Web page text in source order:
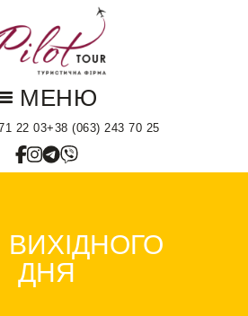
22 03+38 (063) 243 70 25
ВИХІДНОГО
ДНЯ
тури
тури